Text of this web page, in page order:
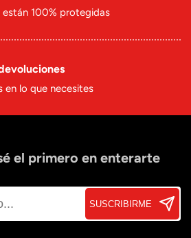
están 100% protegidas
en lo que necesites
el primero en enterarte
SUSCRIBIRME